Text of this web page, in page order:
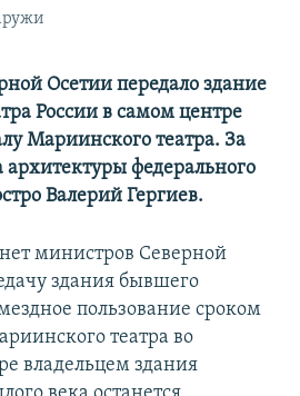
Осетии передало здание
России в самом центре
Мариинского театра. За
федерального
Валерий Гергиев.
министров Северной
здания бывшего
пользование сроком
театра во
владельцем здания